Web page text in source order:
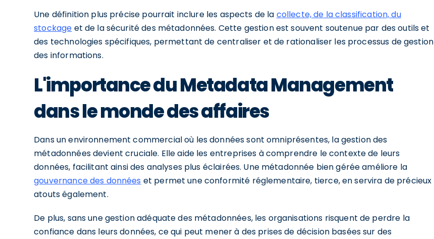
Une définition plus précise pourrait inclure les aspects de la collecte, de la classification, du
stockage et de la sécurité des métadonnées. Cette gestion est souvent soutenue par des outils et
des technologies spécifiques, permettant de centraliser et de rationaliser les processus de gestion
des informations.
L'importance du Metadata Management
dans le monde des affaires
Dans un environnement commercial où les données sont omniprésentes, la gestion des
métadonnées devient cruciale. Elle aide les entreprises à comprendre le contexte de leurs
données, facilitant ainsi des analyses plus éclairées. Une métadonnée bien gérée améliore la
gouvernance des données et permet une conformité réglementaire, tierce, en servira de précieux
atouts également.
De plus, sans une gestion adéquate des métadonnées, les organisations risquent de perdre la
confiance dans leurs données, ce qui peut mener à des prises de décision basées sur des